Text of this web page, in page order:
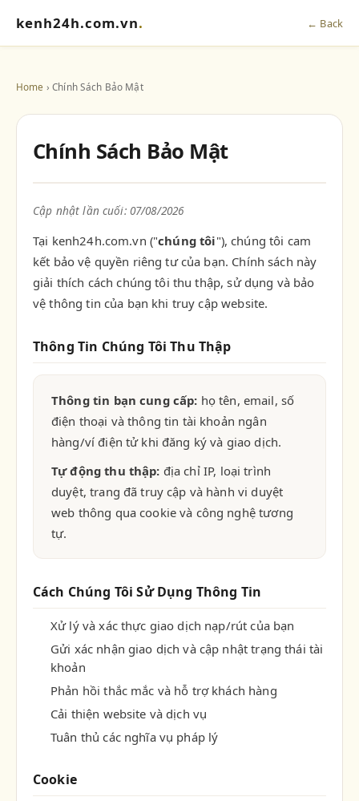
kenh24h.com.vn. ← Back
Home › Chính Sách Bảo Mật
Chính Sách Bảo Mật
Cập nhật lần cuối: 07/08/2026
Tại kenh24h.com.vn ("chúng tôi"), chúng tôi cam
kết bảo vệ quyền riêng tư của bạn. Chính sách này
giải thích cách chúng tôi thu thập, sử dụng và bảo
vệ thông tin của bạn khi truy cập website.
Thông Tin Chúng Tôi Thu Thập
Thông tin bạn cung cấp: họ tên, email, số
điện thoại và thông tin tài khoản ngân
hàng/ví điện tử khi đăng ký và giao dịch.
Tự động thu thập: địa chỉ IP, loại trình
duyệt, trang đã truy cập và hành vi duyệt
web thông qua cookie và công nghệ tương
tự.
Cách Chúng Tôi Sử Dụng Thông Tin
Xử lý và xác thực giao dịch nạp/rút của bạn
Gửi xác nhận giao dịch và cập nhật trạng thái tài
khoản
Phản hồi thắc mắc và hỗ trợ khách hàng
Cải thiện website và dịch vụ
Tuân thủ các nghĩa vụ pháp lý
Cookie